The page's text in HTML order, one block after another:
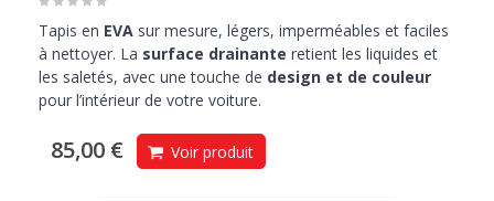
Tapis en EVA sur mesure, légers, imperméables et faciles
à nettoyer. La surface drainante retient les liquides et
les saletés, avec une touche de design et de couleur
pour l’intérieur de votre voiture.
85,00 € Voir produit